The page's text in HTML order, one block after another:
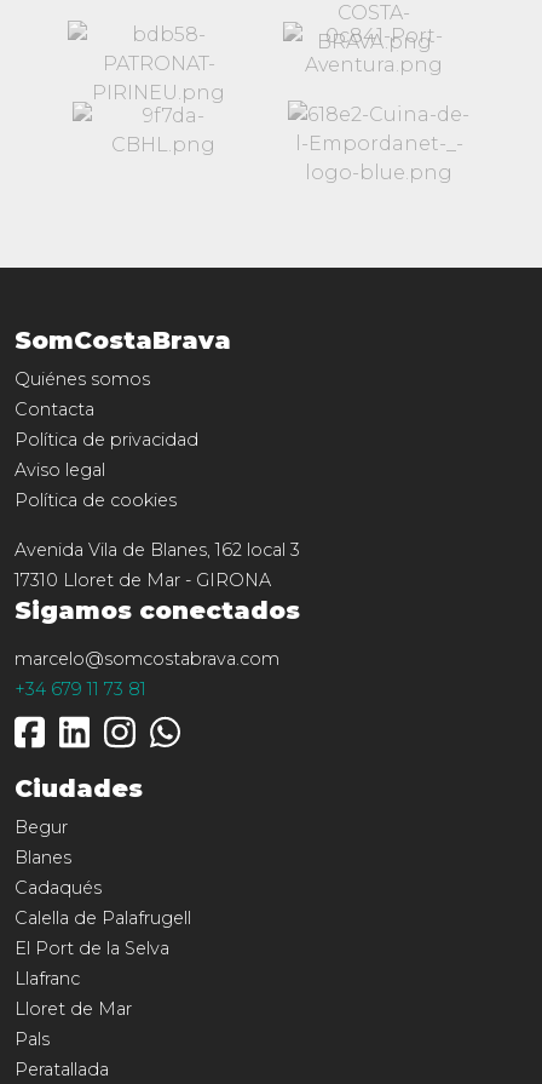
SomCostaBrava
Quiénes somos
Contacta
Política de privacidad
Aviso legal
Política de cookies
Avenida Vila de Blanes, 162 local 3
17310 Lloret de Mar - GIRONA
Sigamos conectados
marcelo@somcostabrava.com
+34 679 11 73 81
Ciudades
Begur
Blanes
Cadaqués
Calella de Palafrugell
El Port de la Selva
Llafranc
Lloret de Mar
Pals
Peratallada